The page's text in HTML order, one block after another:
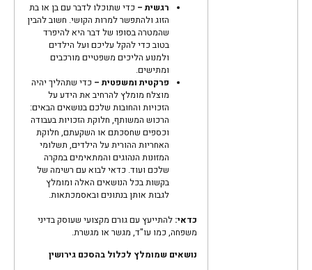
רגשית – כדי שתוכלו לדבר עם בן או בת
הזוג ולהתפשר למרות הקושי. חשוב להבין
שהמטרה בסופו של דבר היא להיפרד
בטוב כדי להקל עליכם ועל הילדים
ולמנוע הליכים משפטיים מורכבים
ומתישים.
פרקטית ומשפטית – כדי שתהליך יהיה
מוצלח מומלץ להרחיב את הידע על
הזכויות והחובות שלכם בנושאים הבאים:
הרכוש המשותף, חלוקת הזכויות בעבודה
וכספים שחסכתם אוהשקעתם, חלוקת
האחריות ההורית על הילדים, תשלומי
המזונות הנהוגים והמתאימים במקרה
שלכם ועוד. כדאי לבוא עם רשימה של
בקשות בכל הנושאים האלה ומומלץ
לגבות אותן בנתונים ובאסמכתאות.
כדאי:להתייעץ עם גורם מקצועי שעוסק בדיני
משפחה, כמו עו"ד, מגשר או מגשרת.
נושאים שמומלץ לכלול בהסכם גירושין